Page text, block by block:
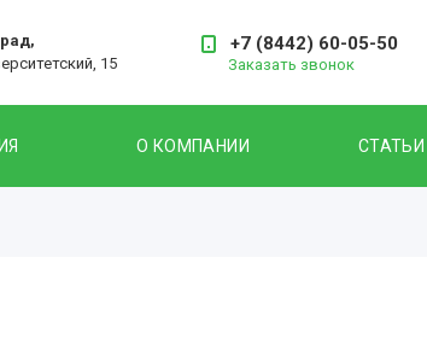
15
+7 (8442) 60-05-50
Заказать звонок
О КОМПАНИИ СТАТЬИ